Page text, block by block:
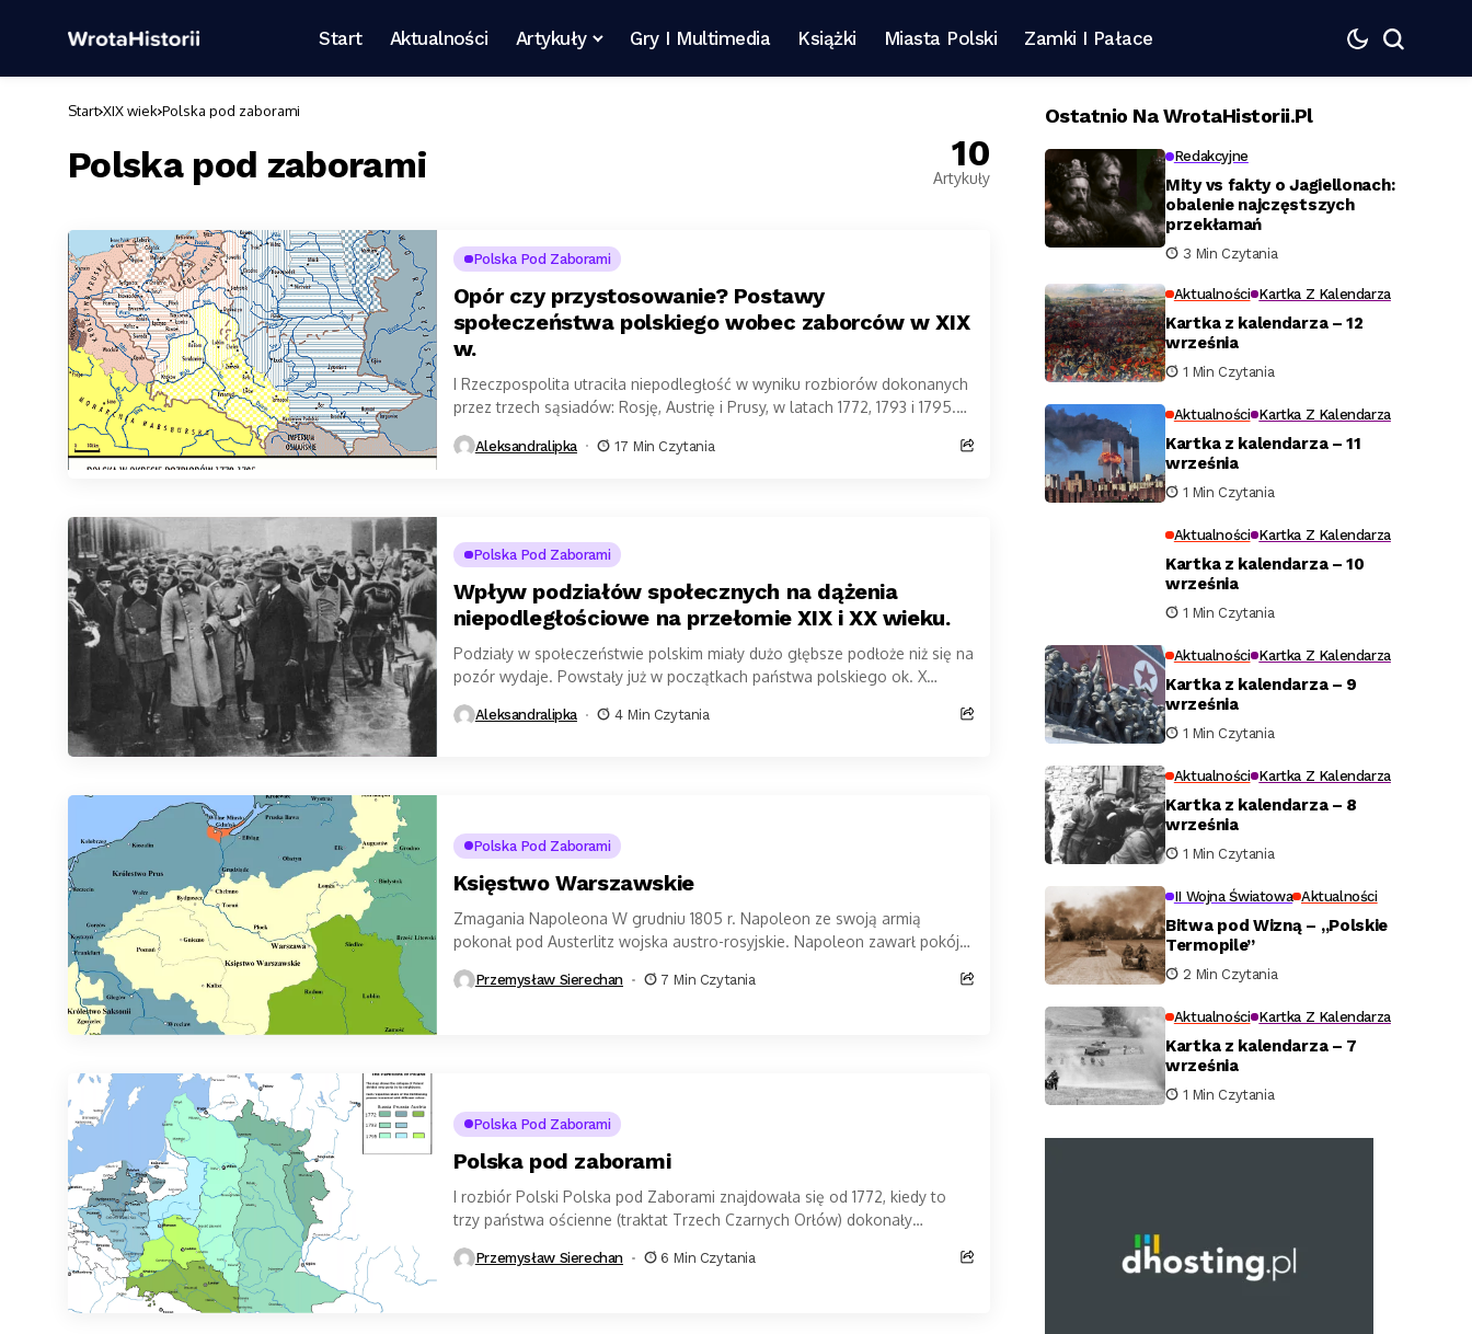
Start Aktualności Artykuły Gry I Multimedia Książki Miasta Polski Zamki I Pałace
Start XIX wiek Polska pod zaborami
Polska pod zaborami 10
Artykuły
Polska Pod Zaborami
Opór czy przystosowanie? Postawy
społeczeństwa polskiego wobec zaborców w XIX
w.
I Rzeczpospolita utraciła niepodległość w wyniku rozbiorów dokonanych
przez trzech sąsiadów: Rosję, Austrię i Prusy, w latach 1772, 1793 i 1795.
Aleksandralipka 17 Min Czytania
Polska Pod Zaborami
Wpływ podziałów społecznych na dążenia
niepodległościowe na przełomie XIX i XX wieku.
Podziały w społeczeństwie polskim miały dużo głębsze podłoże niż się na
pozór wydaje. Powstały już w początkach państwa polskiego ok. X
Aleksandralipka 4 Min Czytania
Polska Pod Zaborami
Księstwo Warszawskie
Zmagania Napoleona W grudniu 1805 r. Napoleon ze swoją armią
pokonał pod Austerlitz wojska austro-rosyjskie. Napoleon zawarł pokój z
Przemysław Sierechan 7 Min Czytania
Polska Pod Zaborami
Polska pod zaborami
I rozbiór Polski Polska pod Zaborami znajdowała się od 1772, kiedy to
trzy państwa ościenne (traktat Trzech Czarnych Orłów) dokonały
Przemysław Sierechan 6 Min Czytania
Ostatnio Na WrotaHistorii.pl
Redakcyjne
Mity vs fakty o Jagiellonach:
obalenie najczęstszych
przekłamań
3 Min Czytania
Aktualności Kartka Z Kalendarza
Kartka z kalendarza – 12
września
1 Min Czytania
Aktualności Kartka Z Kalendarza
Kartka z kalendarza – 11
września
1 Min Czytania
Aktualności Kartka Z Kalendarza
Kartka z kalendarza – 10
września
1 Min Czytania
Aktualności Kartka Z Kalendarza
Kartka z kalendarza – 9
września
1 Min Czytania
Aktualności Kartka Z Kalendarza
Kartka z kalendarza – 8
września
1 Min Czytania
II Wojna Światowa Aktualności
Bitwa pod Wizną – „Polskie
Termopile”
2 Min Czytania
Aktualności Kartka Z Kalendarza
Kartka z kalendarza – 7
września
1 Min Czytania